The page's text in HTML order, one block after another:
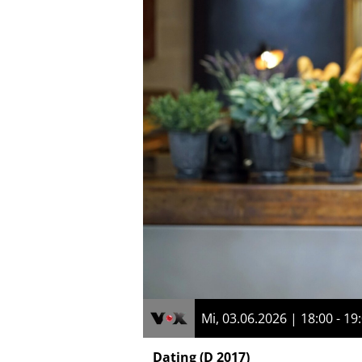
Mi, 03.06.2026 | 18:00 -
Dating(D 2017)